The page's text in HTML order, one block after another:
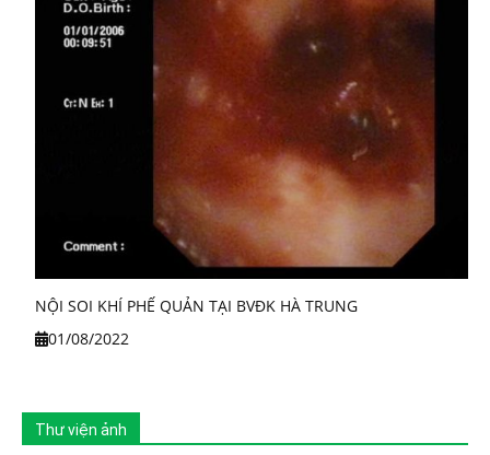
NỘI SOI KHÍ PHẾ QUẢN TẠI BVĐK HÀ TRUNG
01/08/2022
Thư viện ảnh